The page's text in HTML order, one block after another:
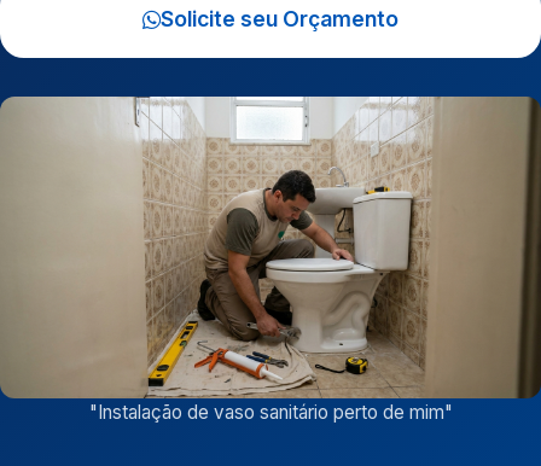
Solicite seu Orçamento
"Instalação de vaso sanitário perto de mim"